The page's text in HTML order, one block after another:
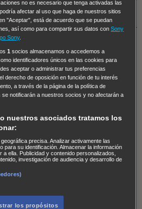
Los casos de Susan Ryeland:
Twisted Metal Mentes Criminales:
de Choque
Sin: Libre de Culpa Morbius
Pandora En fuera de juego
de la ley Duplicated Preacher
Intersecciones DOC Bite Club
Mad Dogs La Sustituta
blanco
Three Pines Accused CarterAlice
Lines Einstein Sobrenatural Cómo
Ajuste de Cuentas
no es necesario que tenga activadas las
afectar al uso que haga de nuestros sitios
"Aceptar", está de acuerdo que se puedan
así como para compartir sus datos conSony
Sony.
1 socios almacenamos o accedemos a
identificadores únicos en las cookies para
aceptar o administrar tus preferencias
derecho de oposición en función de tu interés
a través de la página de la política de
notificarán a nuestros socios y no afectarán a
nuestros asociados tratamos los
precisa. Analizar activamente las
para su identificación. Almacenar la información
ella. Publicidad y contenido personalizados,
investigación de audiencia y desarrollo de
los propósitos